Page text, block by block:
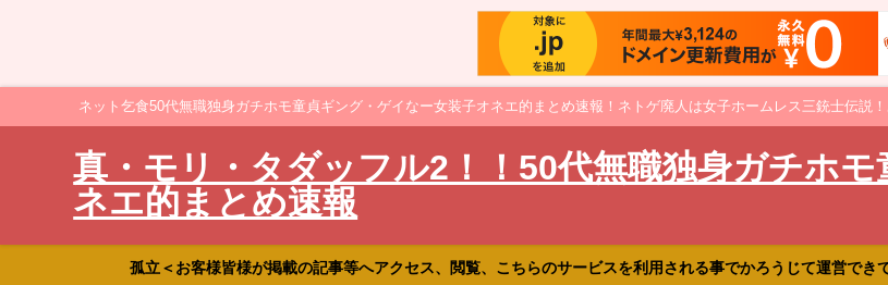
ネット乞食50代無職独身ガチホモ童貞ギング・ゲイなー女装子オネエ的まとめ速報！ネトゲ廃人は女子ホームレス三銃士伝説
真・モリ・タダッフル2！！50代無職独身ガチホ
ネエ的まとめ速報
孤立＜お客様皆様が掲載の記事等へアクセス、閲覧、こちらのサービスを利用される事でかろうじて運営でき